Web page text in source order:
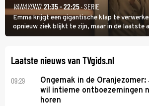
VANAVOND 21:35 - 22:25· SERIE
Emma krijgt een gigantische klap te
opnieuw ziek blijkt te zijn, maar in de laatste
Ik Dans laat ze zien dat ze niet van plan is
Laatste nieuws van TVgids.nl
09:29
Ongemak in de Oranjezomer:
wil intieme ontboezemingen
horen